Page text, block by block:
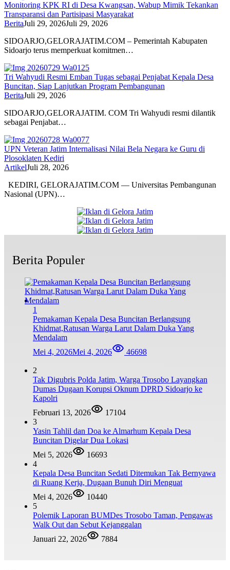
Monitoring KPK RI di Desa Kwangsan, Wabup Mimik Tekankan
Transparansi dan Partisipasi Masyarakat
BeritaJuli 29, 2026Juli 29, 2026
SIDOARJO,GELORAJATIM.COM – Pemerintah Kabupaten
Sidoarjo terus memperkuat komitmen…
Tri Wahyudi Resmi Emban Tugas sebagai Penjabat Kepala Desa
Buncitan, Siap Lanjutkan Program Pembangunan
BeritaJuli 29, 2026
SIDOARJO,GELORAJATIM. COM Tri Wahyudi resmi dilantik
sebagai Penjabat…
UPN Veteran Jatim Internalisasi Nilai Bela Negara ke Guru di
Plosoklaten Kediri
ArtikelJuli 28, 2026
KEDIRI, GELORAJATIM.COM — Universitas Pembangunan
Nasional (UPN)…
Berita Populer
1
Pemakaman Kepala Desa Buncitan Berlangsung
Khidmat,Ratusan Warga Larut Dalam Duka Yang
Mendalam
Mei 4, 2026Mei 4, 2026 46698
2
Tak Digubris Polda Jatim, Warga Trosobo Layangkan
Dumas Dugaan Korupsi Oknum DPRD Sidoarjo ke
Kapolri
Februari 13, 2026
17104
3
Yasin Tahlil dan Doa ke Almarhum Kepala Desa
Buncitan Digelar Dua Lokasi
Mei 5, 2026
16693
4
Kepala Desa Buncitan Sedati Ditemukan Tak Bernyawa
di Ruang Kerja, Dugaan Bunuh Diri Menguat
Mei 4, 2026
10440
5
Polemik Laporan BUMDes Trosobo Taman, Pengawas
Walk Out dan Sebut Kejanggalan
Januari 22, 2026
7884